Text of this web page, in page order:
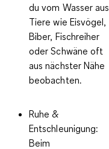
du vom Wasser aus
Tiere wie Eisvögel,
Biber, Fischreiher
oder Schwäne oft
aus nächster Nähe
beobachten.
Ruhe &
Entschleunigung:
Beim